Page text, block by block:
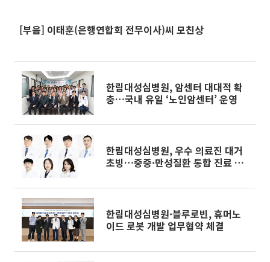
[부음] 이태훈(은행연합회 전무이사)씨 모친상
한림대성심병원, 암센터 대대적 확
충…국내 유일 ‘노인암센터’ 운영
한림대성심병원, 우수 의료진 대거
초빙…중증·만성질환 통합 진료 체
한림대성심병원·블루로빈, 휴머노
이드 로봇 개발 업무협약 체결